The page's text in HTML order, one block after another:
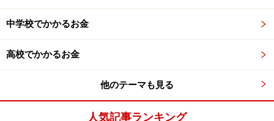
3. 体験などで子どもは楽しそうだった？
子どもがイキイキと楽しそうに取り組めているかも重要
です。
中学校でかかるお金
高校でかかるお金
他のテーマも見る
人気記事ランキング